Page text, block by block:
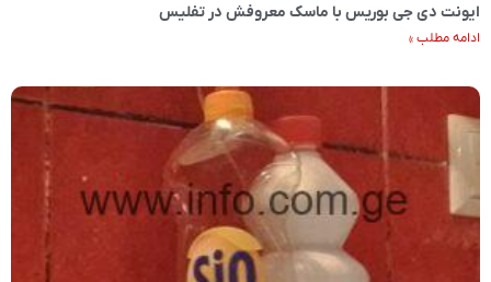
ایونت دی جی بوریس با ماسک معروفش در تفلیس
ادامه مطلب »